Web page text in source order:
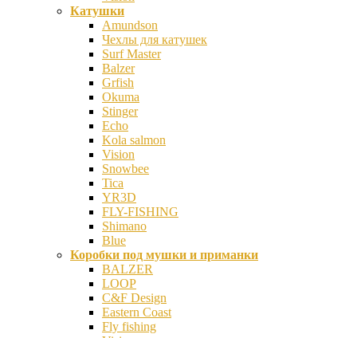
Катушки
Amundson
Чехлы для катушек
Surf Master
Balzer
Grfish
Okuma
Stinger
Echo
Kola salmon
Vision
Snowbee
Tica
YR3D
FLY-FISHING
Shimano
Blue
Коробки под мушки и приманки
BALZER
LOOP
C&F Design
Eastern Coast
Fly fishing